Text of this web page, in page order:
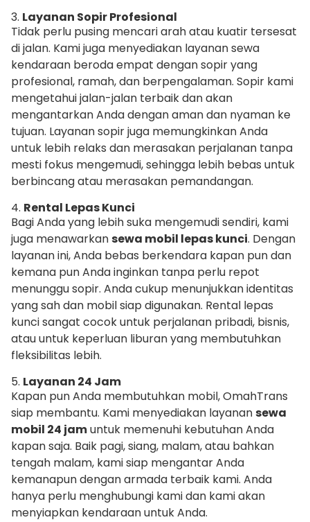
3. Layanan Sopir Profesional
Tidak perlu pusing mencari arah atau kuatir tersesat
di jalan. Kami juga menyediakan layanan sewa
kendaraan beroda empat dengan sopir yang
profesional, ramah, dan berpengalaman. Sopir kami
mengetahui jalan-jalan terbaik dan akan
mengantarkan Anda dengan aman dan nyaman ke
tujuan. Layanan sopir juga memungkinkan Anda
untuk lebih relaks dan merasakan perjalanan tanpa
mesti fokus mengemudi, sehingga lebih bebas untuk
berbincang atau merasakan pemandangan.
4. Rental Lepas Kunci
Bagi Anda yang lebih suka mengemudi sendiri, kami
juga menawarkansewa mobil lepas kunci. Dengan
layanan ini, Anda bebas berkendara kapan pun dan
kemana pun Anda inginkan tanpa perlu repot
menunggu sopir. Anda cukup menunjukkan identitas
yang sah dan mobil siap digunakan. Rental lepas
kunci sangat cocok untuk perjalanan pribadi, bisnis,
atau untuk keperluan liburan yang membutuhkan
fleksibilitas lebih.
5. Layanan 24 Jam
Kapan pun Anda membutuhkan mobil, OmahTrans
siap membantu. Kami menyediakan layanansewa
mobil 24 jamuntuk memenuhi kebutuhan Anda
kapan saja. Baik pagi, siang, malam, atau bahkan
tengah malam, kami siap mengantar Anda
kemanapun dengan armada terbaik kami. Anda
hanya perlu menghubungi kami dan kami akan
menyiapkan kendaraan untuk Anda.